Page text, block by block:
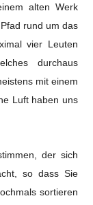
alten Werk
rund um das
vier Leuten
durchaus
mit einem
Luft haben uns
der sich
so dass Sie
sortieren